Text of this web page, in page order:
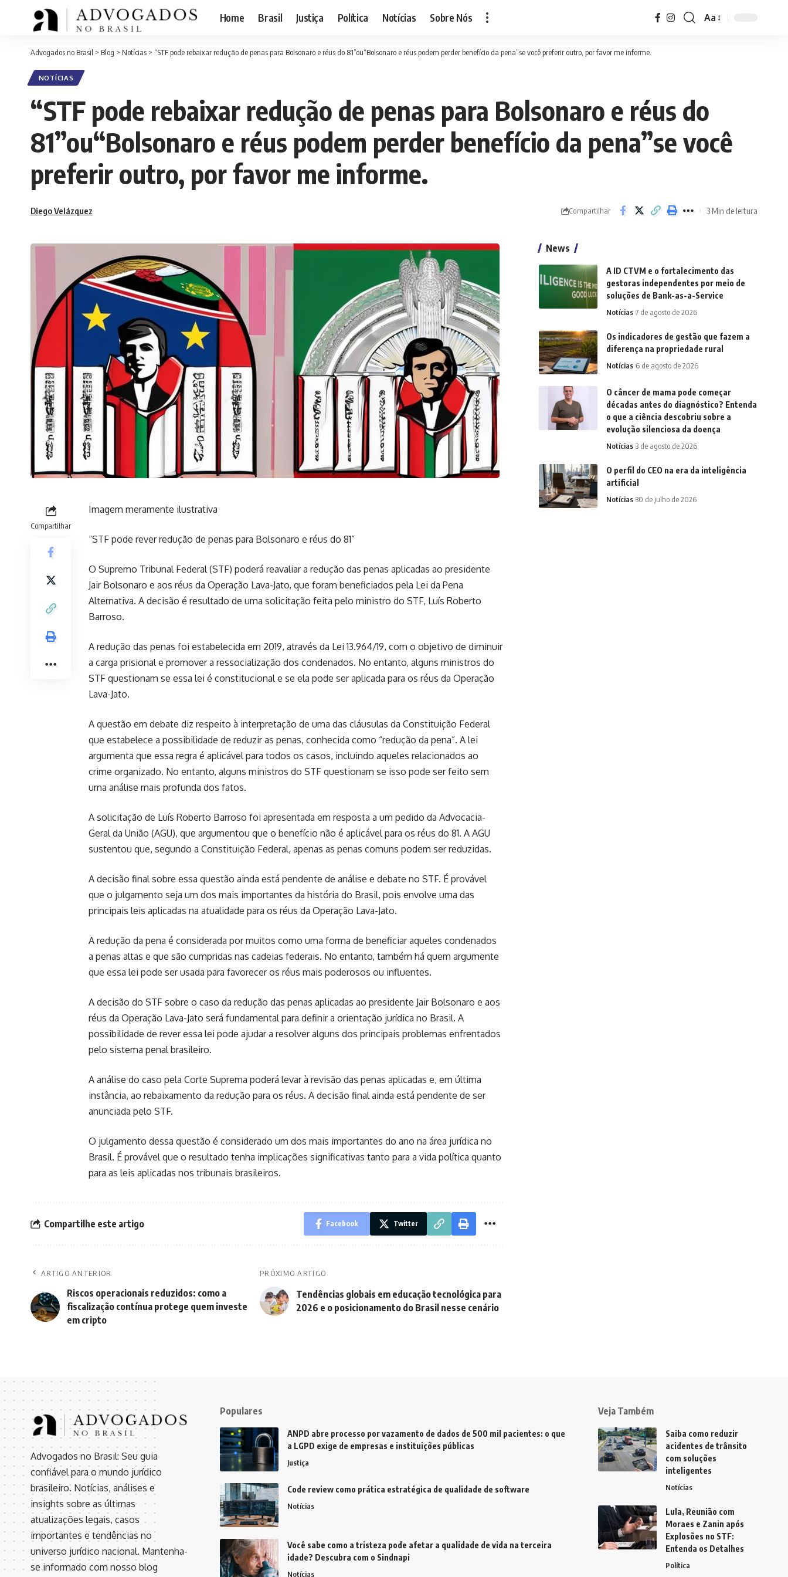
Home Brasil Justiça Política Notícias Sobre Nós
Font
Aa
Advogados no Brasil > Blog > Notícias > “STF pode rebaixar redução de penas para Bolsonaro e réus do 81”ou“Bolsonaro e réus podem perder benefício da pena”se você preferir outro, por favor me informe.
NOTÍCIAS
“STF pode rebaixar redução de penas para Bolsonaro e réus do
81”ou“Bolsonaro e réus podem perder benefício da pena”se você
preferir outro, por favor me informe.
Diego Velázquez Compartilhar 3 Min de leitura
Compartilhar
Imagem meramente ilustrativa
“STF pode rever redução de penas para Bolsonaro e réus do 81”
O Supremo Tribunal Federal (STF) poderá reavaliar a redução das penas aplicadas ao presidente
Jair Bolsonaro e aos réus da Operação Lava-Jato, que foram beneficiados pela Lei da Pena
Alternativa. A decisão é resultado de uma solicitação feita pelo ministro do STF, Luís Roberto
Barroso.
A redução das penas foi estabelecida em 2019, através da Lei 13.964/19, com o objetivo de diminuir
a carga prisional e promover a ressocialização dos condenados. No entanto, alguns ministros do
STF questionam se essa lei é constitucional e se ela pode ser aplicada para os réus da Operação
Lava-Jato.
A questão em debate diz respeito à interpretação de uma das cláusulas da Constituição Federal
que estabelece a possibilidade de reduzir as penas, conhecida como “redução da pena”. A lei
argumenta que essa regra é aplicável para todos os casos, incluindo aqueles relacionados ao
crime organizado. No entanto, alguns ministros do STF questionam se isso pode ser feito sem
uma análise mais profunda dos fatos.
A solicitação de Luís Roberto Barroso foi apresentada em resposta a um pedido da Advocacia-
Geral da União (AGU), que argumentou que o benefício não é aplicável para os réus do 81. A AGU
sustentou que, segundo a Constituição Federal, apenas as penas comuns podem ser reduzidas.
A decisão final sobre essa questão ainda está pendente de análise e debate no STF. É provável
que o julgamento seja um dos mais importantes da história do Brasil, pois envolve uma das
principais leis aplicadas na atualidade para os réus da Operação Lava-Jato.
A redução da pena é considerada por muitos como uma forma de beneficiar aqueles condenados
a penas altas e que são cumpridas nas cadeias federais. No entanto, também há quem argumente
que essa lei pode ser usada para favorecer os réus mais poderosos ou influentes.
A decisão do STF sobre o caso da redução das penas aplicadas ao presidente Jair Bolsonaro e aos
réus da Operação Lava-Jato será fundamental para definir a orientação jurídica no Brasil. A
possibilidade de rever essa lei pode ajudar a resolver alguns dos principais problemas enfrentados
pelo sistema penal brasileiro.
A análise do caso pela Corte Suprema poderá levar à revisão das penas aplicadas e, em última
instância, ao rebaixamento da redução para os réus. A decisão final ainda está pendente de ser
anunciada pelo STF.
O julgamento dessa questão é considerado um dos mais importantes do ano na área jurídica no
Brasil. É provável que o resultado tenha implicações significativas tanto para a vida política quanto
para as leis aplicadas nos tribunais brasileiros.
Compartilhe este artigo Facebook Twitter
ARTIGO ANTERIOR
Riscos operacionais reduzidos: como a
fiscalização contínua protege quem investe
em cripto
PRÓXIMO ARTIGO
Tendências globais em educação tecnológica para
2026 e o posicionamento do Brasil nesse cenário
News
A ID CTVM e o fortalecimento das
gestoras independentes por meio de
soluções de Bank-as-a-Service
Notícias 7 de agosto de 2026
Os indicadores de gestão que fazem a
diferença na propriedade rural
Notícias 6 de agosto de 2026
O câncer de mama pode começar
décadas antes do diagnóstico? Entenda
o que a ciência descobriu sobre a
evolução silenciosa da doença
Notícias 3 de agosto de 2026
O perfil do CEO na era da inteligência
artificial
Notícias 30 de julho de 2026
Advogados no Brasil: Seu guia
confiável para o mundo jurídico
brasileiro. Notícias, análises e
insights sobre as últimas
atualizações legais, casos
importantes e tendências no
universo jurídico nacional. Mantenha-
se informado com nosso blog
Populares
ANPD abre processo por vazamento de dados de 500 mil pacientes: o que
a LGPD exige de empresas e instituições públicas
Justiça
Code review como prática estratégica de qualidade de software
Notícias
Você sabe como a tristeza pode afetar a qualidade de vida na terceira
idade? Descubra com o Sindnapi
Notícias
Veja Também
Saiba como reduzir
acidentes de trânsito
com soluções
inteligentes
Notícias
Lula, Reunião com
Moraes e Zanin após
Explosões no STF:
Entenda os Detalhes
Política